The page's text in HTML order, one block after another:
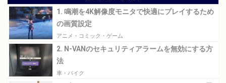
1. 鳴潮を4K解像度モニタで快適にプレイするため
の画質設定
アニメ・コミック・ゲーム
2. N-VANのセキュリティアラームを無効にする方
法
車・バイク